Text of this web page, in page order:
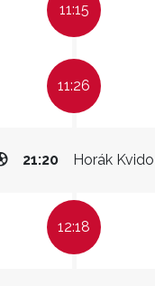
11:15
11:26
Horák Kvido
21:20
12:18